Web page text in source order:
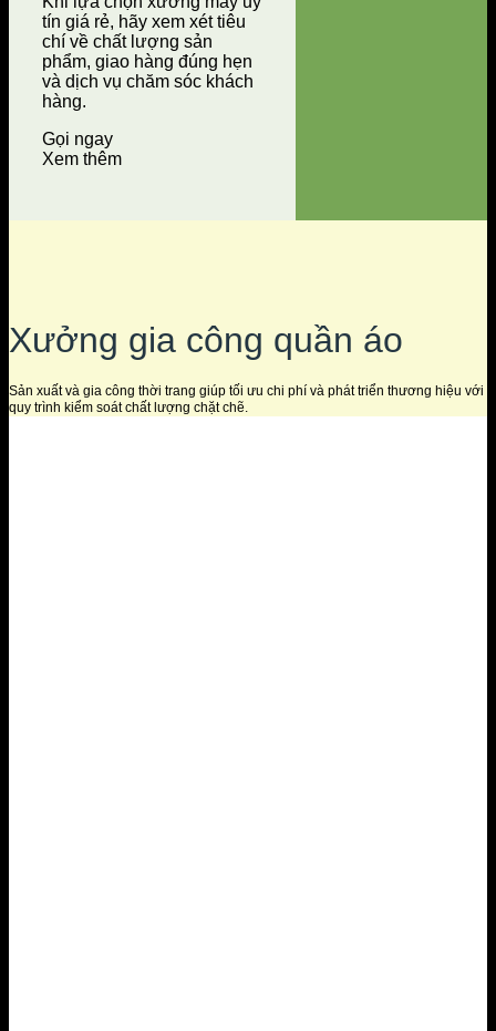
tín giá rẻ, hãy xem xét tiêu
chí về chất lượng sản
phẩm, giao hàng đúng hẹn
và dịch vụ chăm sóc khách
hàng.
Gọi ngay
Xem thêm
Xưởng gia công quần áo
Sản xuất và gia công thời trang giúp tối ưu chi phí và phát triển thương hiệu với
quy trình kiểm soát chất lượng chặt chẽ.